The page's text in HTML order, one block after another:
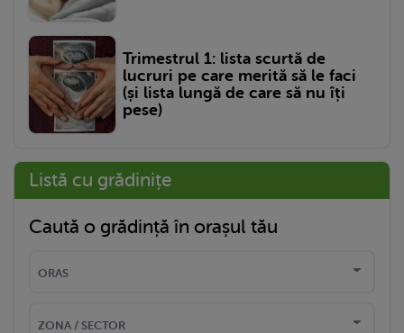
Trimestrul 1: lista scurtă de
lucruri pe care merită să le faci
(și lista lungă de care să nu îți
pese)
Listă cu grădinițe
Caută o grădință în orașul tău